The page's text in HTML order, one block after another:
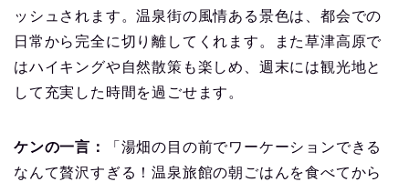
ッシュされます。温泉街の風情ある景色は、都会での
日常から完全に切り離してくれます。また草津高原で
はハイキングや自然散策も楽しめ、週末には観光地と
して充実した時間を過ごせます。
ケンの一言：
「湯畑の目の前でワーケーションできる
なんて贅沢すぎる！温泉旅館の朝ごはんを食べてから